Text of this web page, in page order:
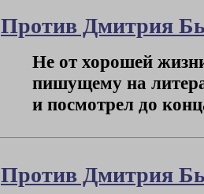
Против Дмитрия
Не от хорошей
пишущему на
и посмотрел до
Против Дмитрия